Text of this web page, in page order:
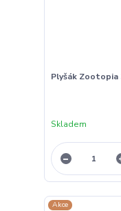
Plyšák Zootopia
Skladem
Akce